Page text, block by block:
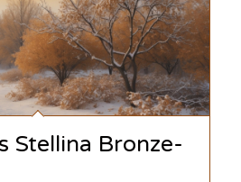
Stellina Bronze-